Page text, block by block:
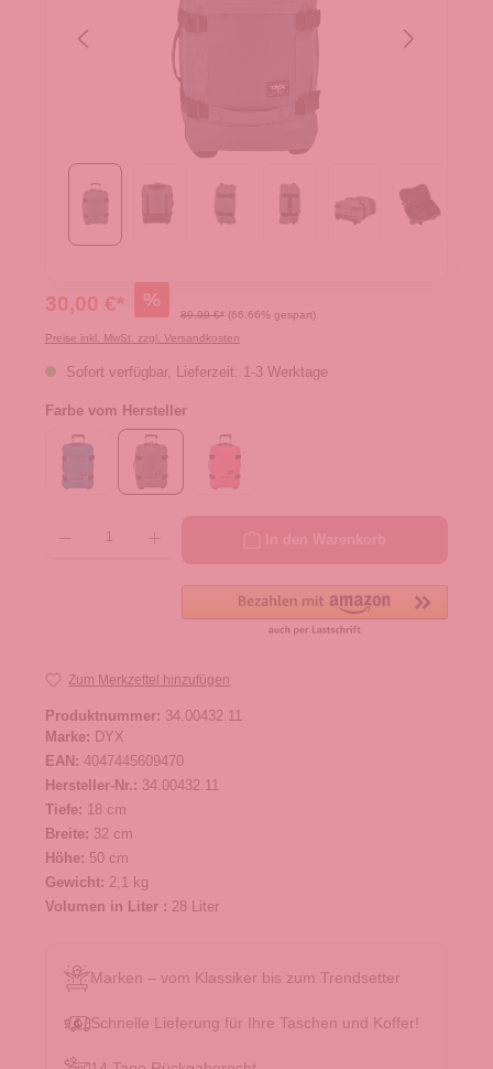
30,00 €* %
89,99 €* (66.66% gespart)
Preise inkl. MwSt. zzgl. Versandkosten
Sofort verfügbar, Lieferzeit: 1-3 Werktage
Farbe vom Hersteller
Zum Merkzettel hinzufügen
Produktnummer: 34.00432.11
Marke: DYX
EAN: 4047445609470
Hersteller-Nr.: 34.00432.11
Tiefe: 18 cm
Breite: 32 cm
Höhe: 50 cm
Gewicht: 2,1 kg
Volumen in Liter : 28 Liter
Marken – vom Klassiker bis zum Trendsetter
Schnelle Lieferung für Ihre Taschen und Koffer!